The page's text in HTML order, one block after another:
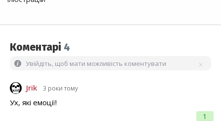
Коментарі 4
Увійдіть, щоб мати можливість коментувати
Jrik 3 роки тому
1
Ух, які емоції!